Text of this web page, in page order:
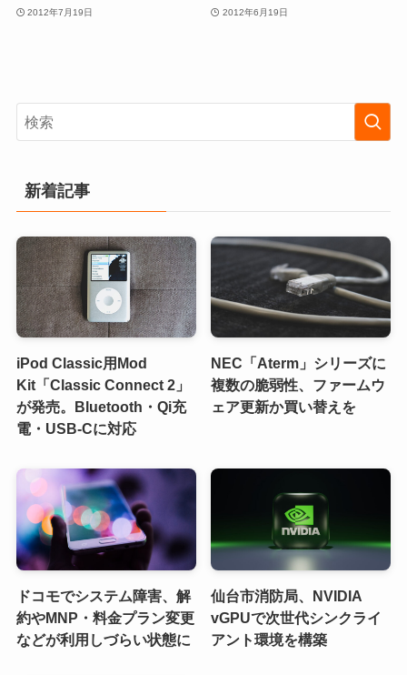
2012年7月19日 2012年6月19日
新着記事
iPod Classic用Mod
Kit「Classic Connect 2」
が発売。Bluetooth・Qi充
電・USB-Cに対応
NEC「Aterm」シリーズに
複数の脆弱性、ファームウ
ェア更新か買い替えを
ドコモでシステム障害、解
約やMNP・料金プラン変更
などが利用しづらい状態に
仙台市消防局、NVIDIA
vGPUで次世代シンクライ
アント環境を構築